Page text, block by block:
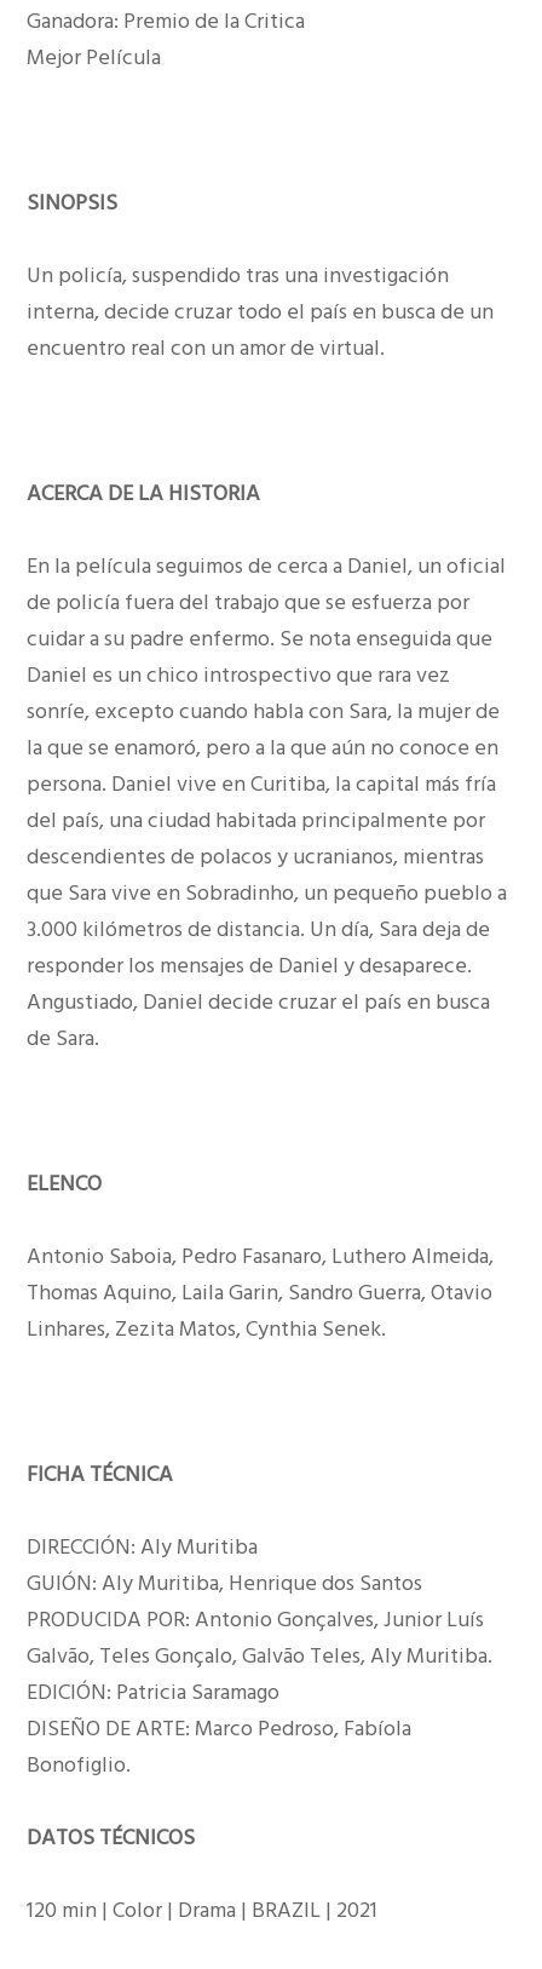
Ganadora: Premio de la Critica
Mejor Película
SINOPSIS
Un policía, suspendido tras una investigación
interna, decide cruzar todo el país en busca de un
encuentro real con un amor de virtual.
ACERCA DE LA HISTORIA
En la película seguimos de cerca a Daniel, un oficial
de policía fuera del trabajo que se esfuerza por
cuidar a su padre enfermo. Se nota enseguida que
Daniel es un chico introspectivo que rara vez
sonríe, excepto cuando habla con Sara, la mujer de
la que se enamoró, pero a la que aún no conoce en
persona. Daniel vive en Curitiba, la capital más fría
del país, una ciudad habitada principalmente por
descendientes de polacos y ucranianos, mientras
que Sara vive en Sobradinho, un pequeño pueblo a
3.000 kilómetros de distancia. Un día, Sara deja de
responder los mensajes de Daniel y desaparece.
Angustiado, Daniel decide cruzar el país en busca
de Sara.
ELENCO
Antonio Saboia, Pedro Fasanaro, Luthero Almeida,
Thomas Aquino, Laila Garin, Sandro Guerra, Otavio
Linhares, Zezita Matos, Cynthia Senek.
FICHA TÉCNICA
DIRECCIÓN: Aly Muritiba
GUIÓN: Aly Muritiba, Henrique dos Santos
PRODUCIDA POR: Antonio Gonçalves, Junior Luís
Galvão, Teles Gonçalo, Galvão Teles, Aly Muritiba.
EDICIÓN: Patricia Saramago
DISEÑO DE ARTE: Marco Pedroso, Fabíola
Bonofiglio.
DATOS TÉCNICOS
120 min | Color | Drama | BRAZIL | 2021